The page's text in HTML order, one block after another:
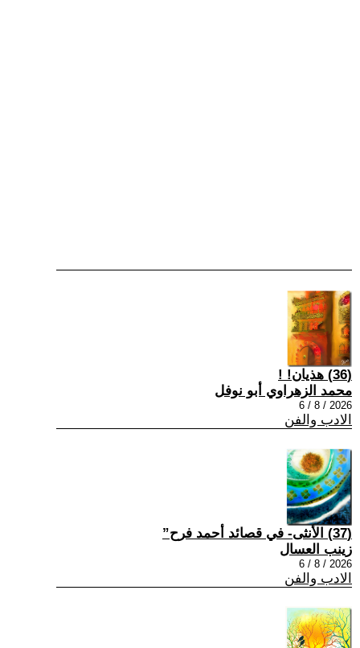
(36) هذيان! !
محمد الزهراوي أبو نوفل
2026 / 8 / 6
الادب والفن
(37) الأنثى- في قصائد أحمد فرح”
زينب العسال
2026 / 8 / 6
الادب والفن